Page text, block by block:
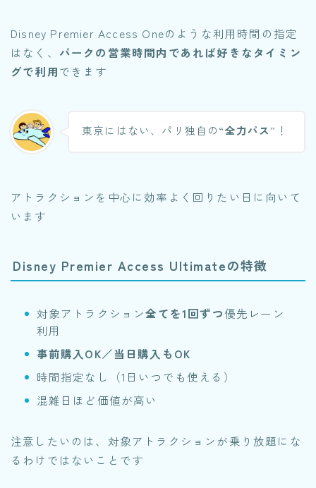
Disney Premier Access Oneのような利用時間の指定
はなく、 パークの営業時間内であれば好きなタイミン
グで利用できます
東京にはない、パリ独自の“全力パス”！
アトラクションを中心に効率よく回りたい日に向いて
います
Disney Premier Access Ultimateの特徴
対象アトラクション全てを1回ずつ優先レーン
利用
事前購入OK／当日購入もOK
時間指定なし（1日いつでも使える）
混雑日ほど価値が高い
注意したいのは、対象アトラクションが乗り放題にな
るわけではないことです